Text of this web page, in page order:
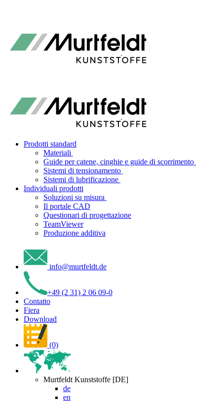
Prodotti standard
Materiali
Guide per catene, cinghie e guide di scorrimento
Sistemi di tensionamento
Sistemi di lubrificazione
Individuali prodotti
Soluzioni su misura
Il portale CAD
Questionari di progettazione
TeamViewer
Produzione additiva
info@murtfeldt.de
+49 (2 31) 2 06 09-0
Contatto
Fiera
Download
(0)
Murtfeldt Kunststoffe [DE]
de
en